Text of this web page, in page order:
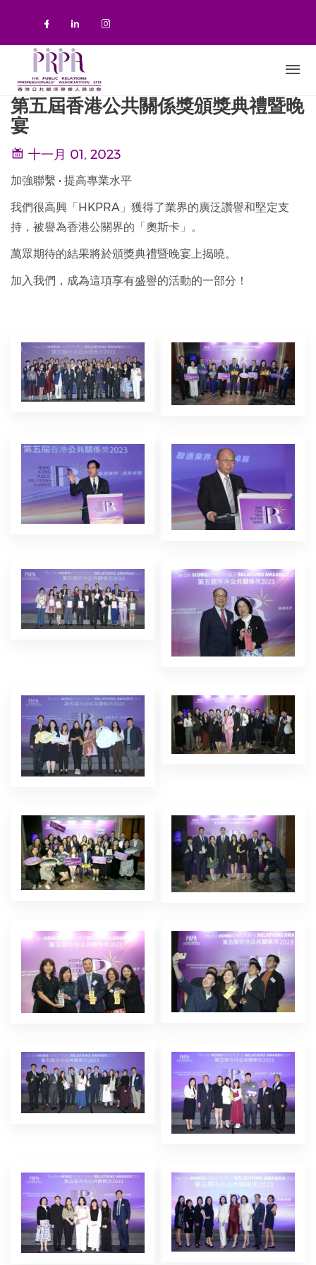
Check our social media on
Check our social media on
Check our social media on
第五屆香港公共關係獎頒獎典禮暨晚
宴
十一月 01, 2023
加強聯繫 • 提高專業水平
我們很高興「HKPRA」獲得了業界的廣泛讚譽和堅定支
持，被譽為香港公關界的「奧斯卡」。
萬眾期待的結果將於頒獎典禮暨晚宴上揭曉。
加入我們，成為這項享有盛譽的活動的一部分！